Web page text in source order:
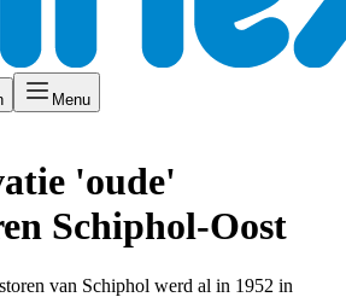
Menu
'oude'
Schiphol-Oost
van Schiphol werd al in 1952 in